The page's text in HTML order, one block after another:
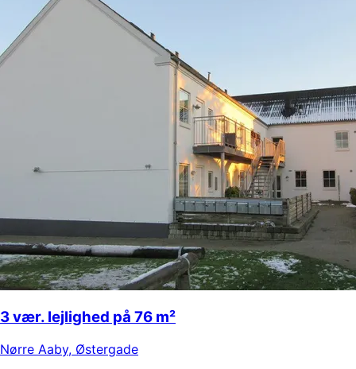
3 vær. lejlighed på 76 m²
Nørre Aaby, Østergade